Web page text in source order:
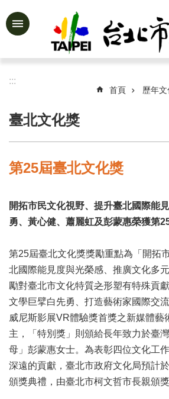
跳到主要內容區塊
進
告
訊
識
文
業
務
目
臺
北
藝
文
空
:::
首頁 歷年
臺北文化獎
第25屆臺北文化獎
開拓市民文化視野、提升臺北國際能
勇、黃心健、蕭麗虹及彭蒙惠榮獲第
第25屆臺北文化獎獎勵重點為「開拓
北國際能見度與光榮感、推廣文化多
勵對臺北市文化特質之形塑有特殊貢
文學巨擘白先勇、打造藝術家國際交
威尼斯影展VR體驗獎首獎之新媒體藝
主，「特別獎」則頒給長年致力於臺
母」彭蒙惠女士。為表彰四位文化工
深遠的貢獻，臺北市政府文化局預計
頒獎典禮，由臺北市柯文哲市長親頒獎